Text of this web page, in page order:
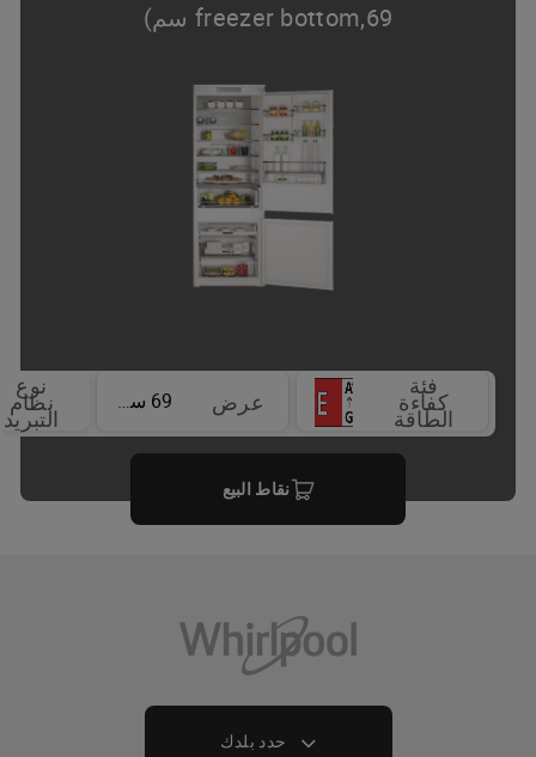
freezer bottom,69 سم)
فئة
كفاءة
الطاقة
عرض 69 سم
نوع
نظام
التبريد
نقاط البيع
حدد بلدك